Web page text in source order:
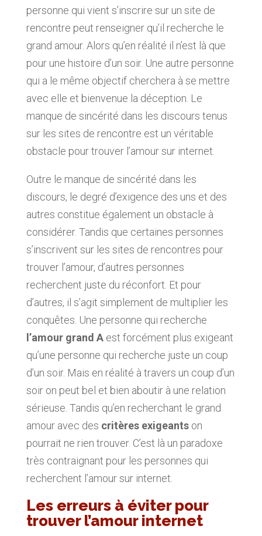
personne qui vient s’inscrire sur un site de
rencontre peut renseigner qu’il recherche le
grand amour. Alors qu’en réalité il n’est là que
pour une histoire d’un soir. Une autre personne
qui a le même objectif cherchera à se mettre
avec elle et bienvenue la déception. Le
manque de sincérité dans les discours tenus
sur les sites de rencontre est un véritable
obstacle pour trouver l’amour sur internet.
Outre le manque de sincérité dans les
discours, le degré d’exigence des uns et des
autres constitue également un obstacle à
considérer. Tandis que certaines personnes
s’inscrivent sur les sites de rencontres pour
trouver l’amour, d’autres personnes
recherchent juste du réconfort. Et pour
d’autres, il s’agit simplement de multiplier les
conquêtes. Une personne qui recherche
l’amour grand Aest forcément plus exigeant
qu’une personne qui recherche juste un coup
d’un soir. Mais en réalité à travers un coup d’un
soir on peut bel et bien aboutir à une relation
sérieuse. Tandis qu’en recherchant le grand
amour avec des critères exigeantson
pourrait ne rien trouver. C’est là un paradoxe
très contraignant pour les personnes qui
recherchent l’amour sur internet.
Les erreurs à éviter pour
trouver l’amour internet